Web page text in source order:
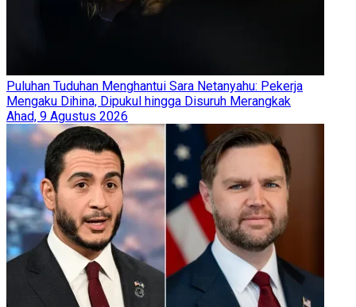
Puluhan Tuduhan Menghantui Sara Netanyahu: Pekerja
Mengaku Dihina, Dipukul hingga Disuruh Merangkak
Ahad, 9 Agustus 2026